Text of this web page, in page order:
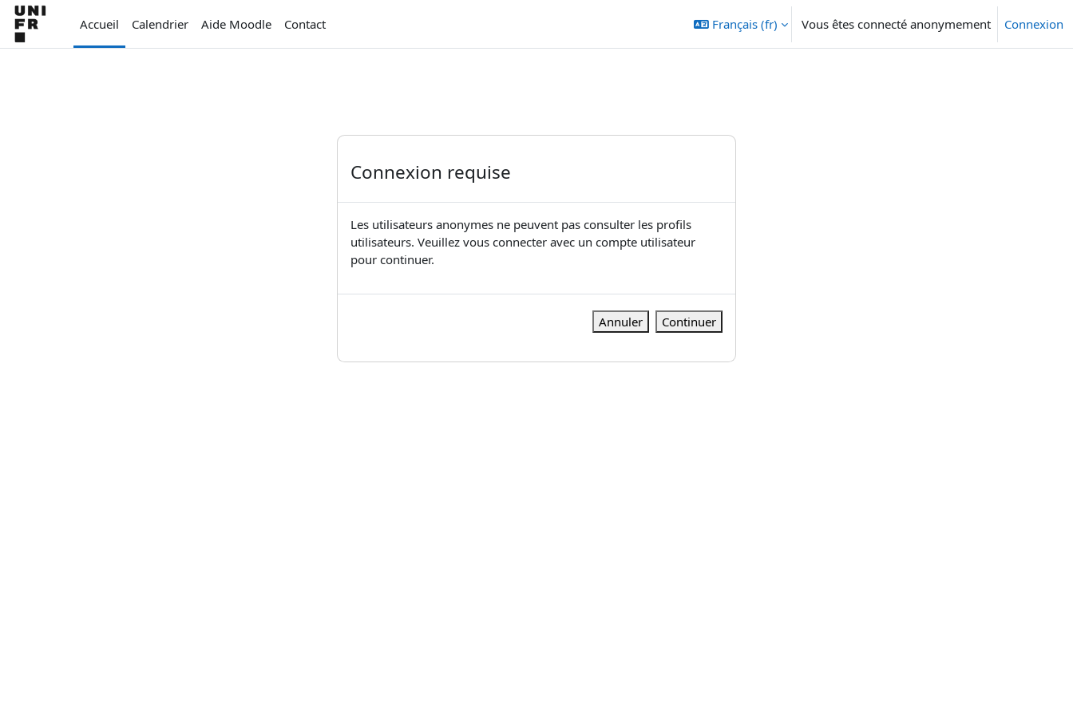
Passer au contenu principal
Accueil
Calendrier Aide Moodle Contact Français ‎(fr)‎ Vous êtes connecté anonymement Connexion
Connexion requise
Les utilisateurs anonymes ne peuvent pas consulter les profils
utilisateurs. Veuillez vous connecter avec un compte utilisateur
pour continuer.
Annuler Continuer